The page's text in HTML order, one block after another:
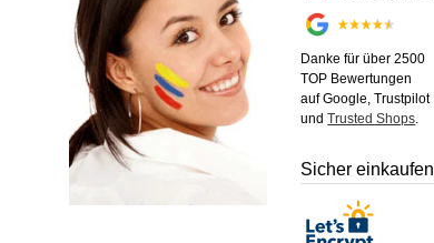
Danke für über 2500
TOP Bewertungen
auf Google, Trustpilot
undTrusted Shops.
Sicher einkaufen